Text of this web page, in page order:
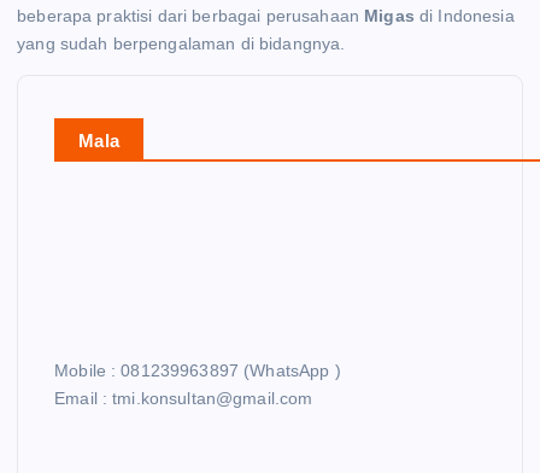
beberapa praktisi dari berbagai perusahaan Migas di Indonesia
yang sudah berpengalaman di bidangnya.
Mala